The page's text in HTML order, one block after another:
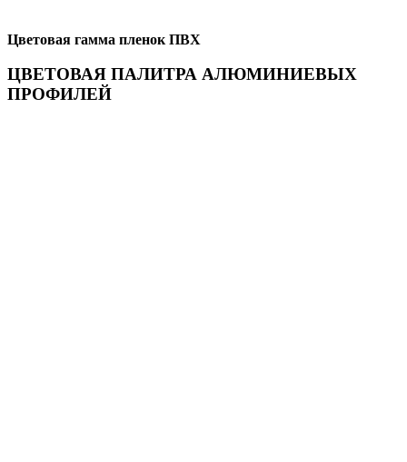
Цветовая гамма пленок ПВХ
ЦВЕТОВАЯ ПАЛИТРА АЛЮМИНИЕВЫХ
ПРОФИЛЕЙ